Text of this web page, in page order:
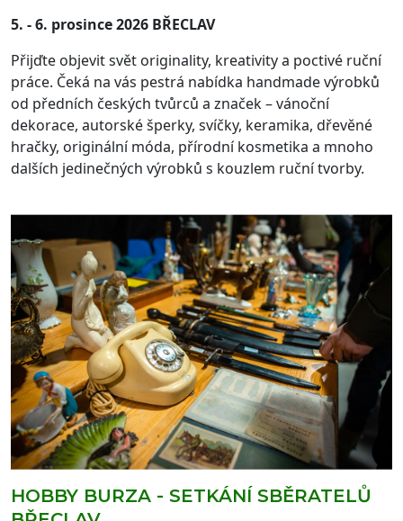
5. - 6. prosince 2026 BŘECLAV
Přijďte objevit svět originality, kreativity a poctivé ruční
práce. Čeká na vás pestrá nabídka handmade výrobků
od předních českých tvůrců a značek – vánoční
dekorace, autorské šperky, svíčky, keramika, dřevěné
hračky, originální móda, přírodní kosmetika a mnoho
dalších jedinečných výrobků s kouzlem ruční tvorby.
HOBBY BURZA - SETKÁNÍ SBĚRATELŮ